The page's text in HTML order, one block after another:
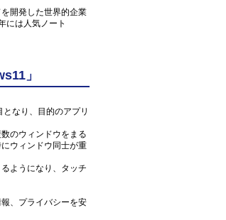
開発した世界的企業
には人気ノート
」
なり、目的のアプリ
のウィンドウをまる
ウィンドウ同士が重
ようになり、タッチ
、プライバシーを安